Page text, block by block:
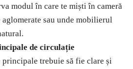
modul în care te miști în cameră
sau unde mobilierul
de circulație
principale trebuie să fie clare și